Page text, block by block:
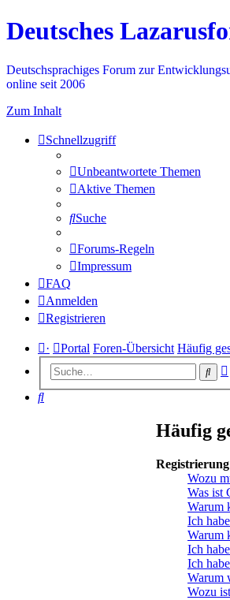
Deutsches
Deutschsprachiges Forum zur
online seit 2006
Zum Inhalt
Schnellzugriff
Unbeantwortete Themen
Aktive Themen
Suche
Forums-Regeln
Impressum
FAQ
Anmelden
Registrieren
· Portal Foren-Übersicht Häufig
Suche
Häufig
Wozu
Was ist
Warum
Ich
Warum
Ich
Ich
Warum
Wozu